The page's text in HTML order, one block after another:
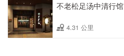
不老松足汤中清行馆
4.31 公里